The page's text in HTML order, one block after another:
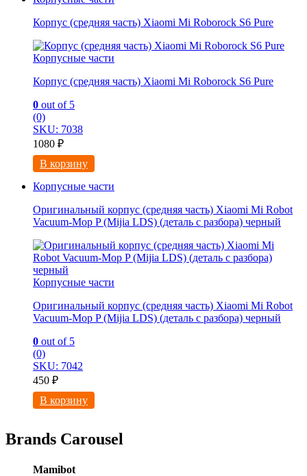
Корпус (средняя часть) Xiaomi Mi Roborock S6 Pure
Корпусные части
Корпус (средняя часть) Xiaomi Mi Roborock S6 Pure
0 out of 5
(0)
SKU: 7038
1080 ₽
В корзину
Корпусные части
Оригинальный корпус (средняя часть) Xiaomi Mi Robot
Vacuum-Mop P (Mijia LDS) (деталь с разбора) черный
Корпусные части
Оригинальный корпус (средняя часть) Xiaomi Mi Robot
Vacuum-Mop P (Mijia LDS) (деталь с разбора) черный
0 out of 5
(0)
SKU: 7042
450 ₽
В корзину
Brands Carousel
Mamibot